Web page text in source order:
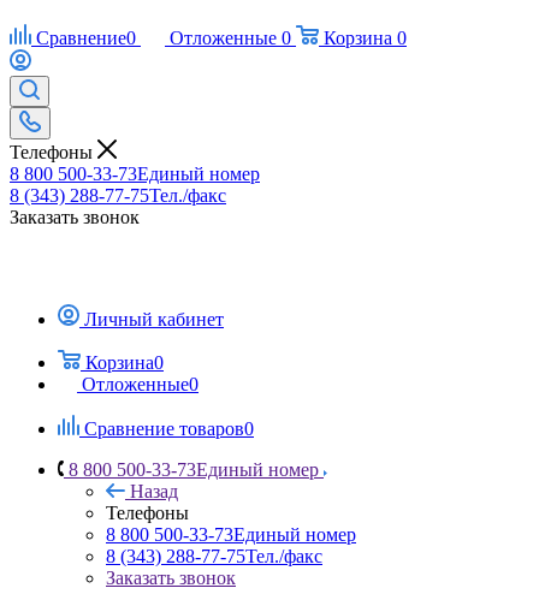
Сравнение0 Отложенные 0 Корзина 0
Телефоны
8 800 500-33-73Единый номер
8 (343) 288-77-75Тел./факс
Заказать звонок
Личный кабинет
Корзина0
Отложенные0
Сравнение товаров0
8 800 500-33-73Единый номер
Назад
Телефоны
8 800 500-33-73Единый номер
8 (343) 288-77-75Тел./факс
Заказать звонок